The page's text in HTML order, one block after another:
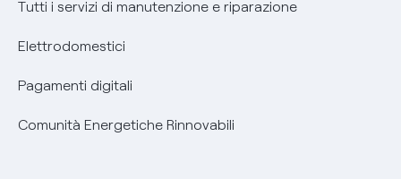
Tutti i servizi di manutenzione e riparazione
Elettrodomestici
Pagamenti digitali
Comunità Energetiche Rinnovabili